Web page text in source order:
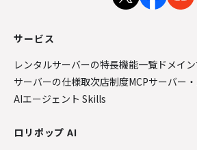
サービス
レンタルサーバーの特長機能一覧 ドメイ
サーバーの仕様取次店制度MCPサーバー
AIエージェント Skills
ロリポップ AI